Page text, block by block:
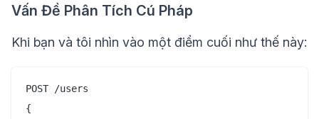
Vấn Đề Phân Tích Cú Pháp
Khi bạn và tôi nhìn vào một điểm cuối như thế này:
POST /users
{